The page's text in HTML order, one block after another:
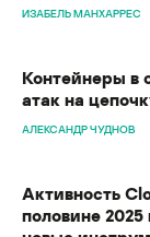
ИЗАБЕЛЬ МАНХАРРЕС
Контейнеры в
атак на
АЛЕКСАНДР ЧУДНОВ
Активность
половине 2025